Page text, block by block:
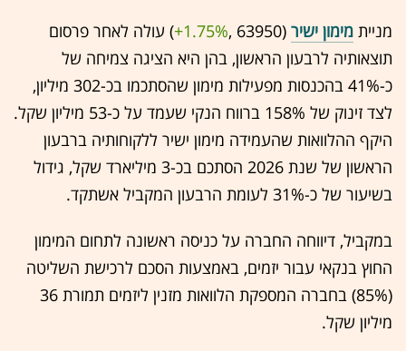
מניית מימון ישיר (63950 ,‎
+1.75%‏) עולה לאחר פרסום
תוצאותיה לרבעון הראשון, בהן היא הציגה צמיחה של
כ-41% בהכנסות מפעילות מימון שהסתכמו בכ-302 מיליון,
לצד זינוק של 158% ברווח הנקי שעמד על כ-53 מיליון שקל.
היקף ההלוואות שהעמידה מימון ישיר ללקוחותיה ברבעון
הראשון של שנת 2026 הסתכם בכ-3 מיליארד שקל, גידול
בשיעור של כ-31% לעומת הרבעון המקביל אשתקד.
במקביל, דיווחה החברה על כניסה ראשונה לתחום המימון
החוץ בנקאי עבור יזמים, באמצעות הסכם לרכישת השליטה
(85%) בחברה המספקת הלוואות מזנין ליזמים תמורת 36
מיליון שקל.